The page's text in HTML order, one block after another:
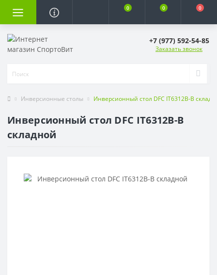
0 0 0
+7 (977) 592-54-85
Заказать звонок
Инверсионные столы Инверсионный стол DFC IT6312B-B
Инверсионный стол DFC IT6312B-B
складной